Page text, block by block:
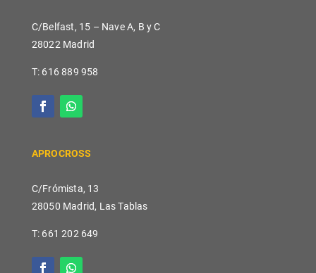
C/Belfast, 15 – Nave A, B y C
28022 Madrid
T: 616 889 958
APROCROSS
C/Frómista, 13
28050 Madrid, Las Tablas
T: 661 202 649